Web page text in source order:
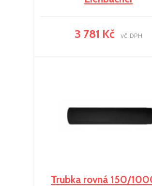
3 781 Kč vč. DPH
Trubka rovná 150/